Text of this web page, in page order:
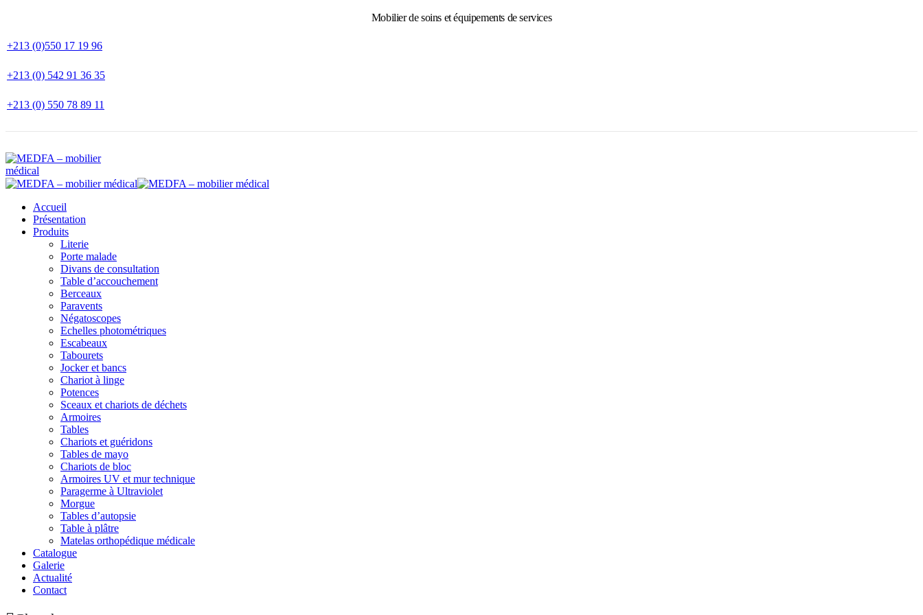
Mobilier de soins et équipements de services
+213 (0)550 17 19 96
+213 (0) 542 91 36 35
+213 (0) 550 78 89 11
Accueil
Présentation
Produits
Literie
Porte malade
Divans de consultation
Table d’accouchement
Berceaux
Paravents
Négatoscopes
Echelles photométriques
Escabeaux
Tabourets
Jocker et bancs
Chariot à linge
Potences
Sceaux et chariots de déchets
Armoires
Tables
Chariots et guéridons
Tables de mayo
Chariots de bloc
Armoires UV et mur technique
Paragerme à Ultraviolet
Morgue
Tables d’autopsie
Table à plâtre
Matelas orthopédique médicale
Catalogue
Galerie
Actualité
Contact